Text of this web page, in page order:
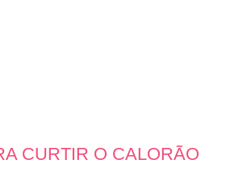
CURTIR O CALORÃO